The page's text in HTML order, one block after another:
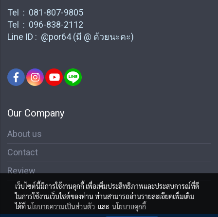
Tel : 081-807-9805
Tel : 096-838-2112
Line ID : @por64 (มี @ ด้วยนะคะ)
Our Company
About us
Contact
Review
เว็บไซต์นี้มีการใช้งานคุกกี้ เพื่อเพิ่มประสิทธิภาพและประสบการณ์ที่ดี
ในการใช้งานเว็บไซต์ของท่าน ท่านสามารถอ่านรายละเอียดเพิ่มเติม
ได้ที่นโยบายความเป็นส่วนตัว และ นโยบายคุกกี้